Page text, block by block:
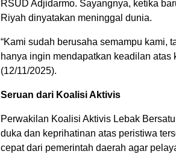
RSUD Adjidarmo. Sayangnya, ketika
Riyah dinyatakan meninggal dunia.
“Kami sudah berusaha semampu kami,
hanya ingin mendapatkan keadilan atas
(12/11/2025).
Seruan dari Koalisi Aktivis
Perwakilan Koalisi Aktivis Lebak
duka dan keprihatinan atas peristiwa
cepat dari pemerintah daerah agar